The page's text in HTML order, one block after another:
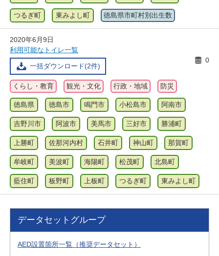
つるぎ町 東みよし町 徳島県市町村別出生数
2020年6月9日
利用可能なトイレ一覧
一括ダウンロード(2件)
0
くらし・教育 観光・文化 行政・地域 防災
徳島県 徳島市 鳴門市 小松島市 阿南市
吉野川市 阿波市 美馬市 三好市 勝浦町
上勝町 佐那河内村 石井町 神山町 那賀町
牟岐町 美波町 海陽町 松茂町 北島町
藍住町 板野町 上板町 つるぎ町 東みよし町
データセットグループ
AED設置箇所一覧（推奨データセット）